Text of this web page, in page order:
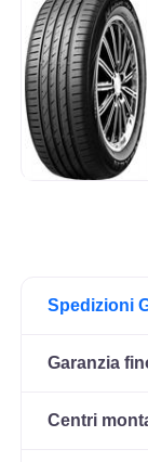
Spedizioni
Garanzia
Centri